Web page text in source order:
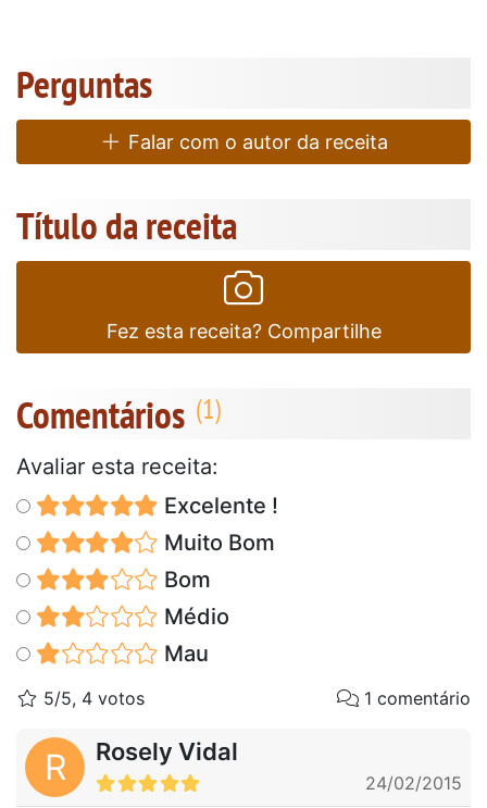
Perguntas
Falar com o autor da receita
Título da receita
Fez esta receita? Compartilhe
Comentários
Avaliar esta receita:
Excelente !
Muito Bom
Bom
Médio
Mau
5/5, 4 votos 1 comentário
R Rosely Vidal
24/02/2015